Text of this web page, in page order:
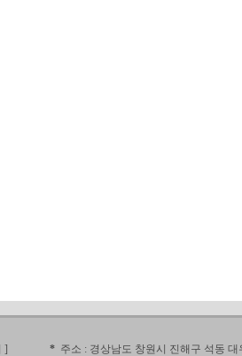
] * 주소 : 경상남도 창원시 진해구 석동 대